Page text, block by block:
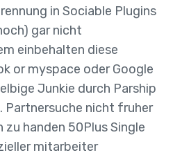
in Sociable Plugins
gar nicht
einbehalten diese
or myspace oder Google
Junkie durch Parship
Partnersuche nicht fruher
handen 50Plus Single
mitarbeiter